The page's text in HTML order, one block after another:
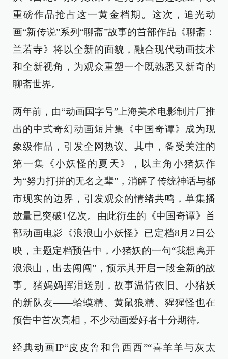
重磅作品抢占这一黄金档期。这次，追光动
画“新传说”系列“聊斋”故事的首部作品《聊斋：
兰若寺》将以全新的面貌，融合现代动画技术
和全新视角，为观众重塑一个既熟悉又新奇的
聊斋世界。
两年前，由“动画国字号”上海美术电影制片厂推
出的中式奇幻动画短片集《中国奇谭》成为现
象级作品，引发全网热议。其中，备受关注的
第一集《小妖怪的夏天》，以主角小猪妖作
为“努力打拼的无名之辈”，消解了传统神话与都
市现实的边界，引发观众的情绪共鸣，单集播
放量已突破1亿次。由此衍生的《中国奇谭》首
部动画电影《浪浪山小妖怪》已定档8月2日公
映，主题定档预告中，小猪妖的一句“我想离开
浪浪山，出去闯闯”，预示其开启一段全新的故
事。猪妈妈挥泪送别，故事温情依旧。小猪妖
的新队友——蛤蟆精、黄鼠狼精、猩猩怪也在
预告中首次亮相，不少动画爱好者十分期待。
经典动画IP“皮皮鲁和鲁西西”“喜羊羊与灰太